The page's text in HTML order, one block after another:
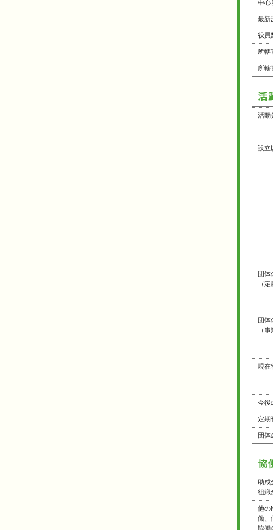
中心
最新
役員
所轄
所轄
活動
設立
団体
（
団体
（
現在
今後
定期
団体
助成
組織
他の
働、
協働